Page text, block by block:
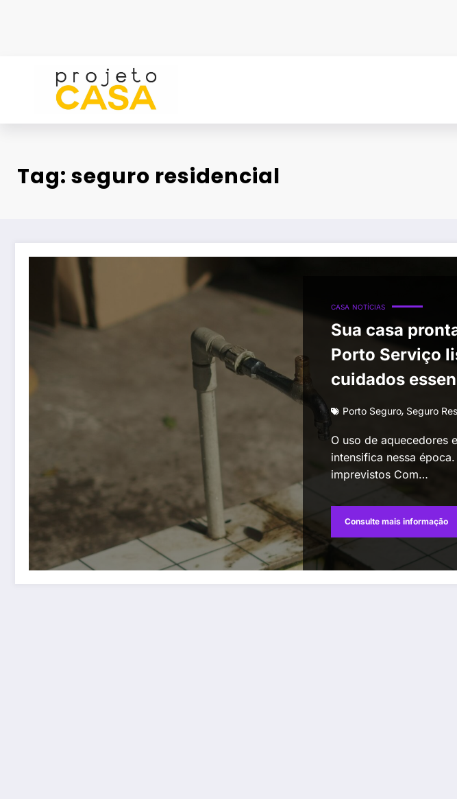
Tag: seguro residencial
CASA NOTÍCIAS
Sua casa
Porto Serviço
cuidados
inverno
Porto Seguro, Seguro
O uso de aquecedores
intensifica nessa
imprevistos Com…
Consulte mais informação